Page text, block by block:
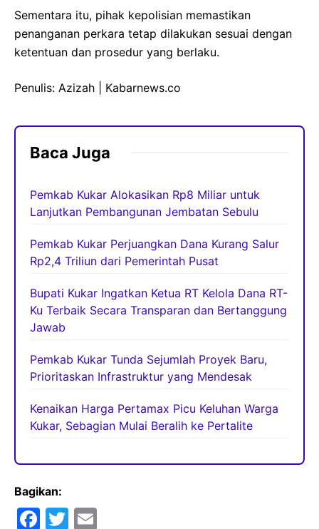
Sementara itu, pihak kepolisian memastikan
penanganan perkara tetap dilakukan sesuai dengan
ketentuan dan prosedur yang berlaku.
Penulis: Azizah | Kabarnews.co
Baca Juga
Pemkab Kukar Alokasikan Rp8 Miliar untuk
Lanjutkan Pembangunan Jembatan Sebulu
Pemkab Kukar Perjuangkan Dana Kurang Salur
Rp2,4 Triliun dari Pemerintah Pusat
Bupati Kukar Ingatkan Ketua RT Kelola Dana RT-
Ku Terbaik Secara Transparan dan Bertanggung
Jawab
Pemkab Kukar Tunda Sejumlah Proyek Baru,
Prioritaskan Infrastruktur yang Mendesak
Kenaikan Harga Pertamax Picu Keluhan Warga
Kukar, Sebagian Mulai Beralih ke Pertalite
Bagikan:
F
T